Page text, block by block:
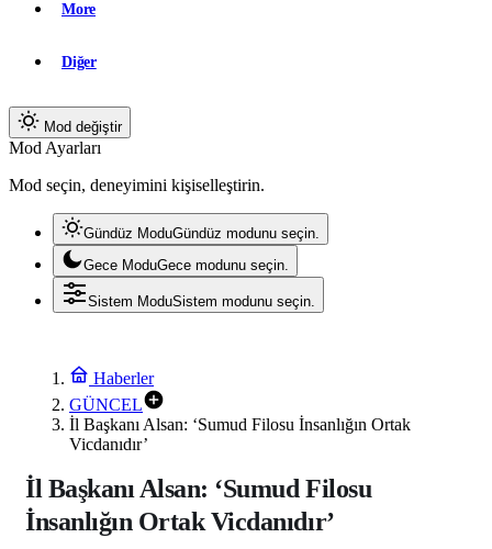
More
Diğer
Mod değiştir
Mod Ayarları
Mod seçin, deneyimini kişiselleştirin.
Gündüz ModuGündüz modunu seçin.
Gece ModuGece modunu seçin.
Sistem ModuSistem modunu seçin.
Haberler
GÜNCEL
İl Başkanı Alsan: ‘Sumud Filosu İnsanlığın Ortak
Vicdanıdır’
İl Başkanı Alsan: ‘Sumud Filosu
İnsanlığın Ortak Vicdanıdır’